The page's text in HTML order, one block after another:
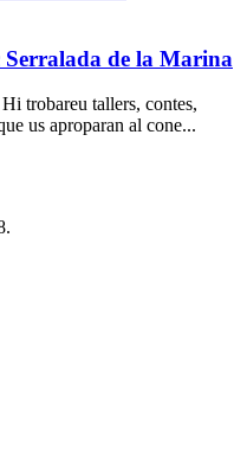
de la Marina
trobareu tallers, contes,
us aproparan al cone...